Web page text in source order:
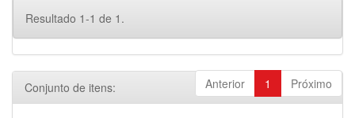
Resultado 1-1 de 1.
Anterior 1 Próximo
Conjunto de itens: